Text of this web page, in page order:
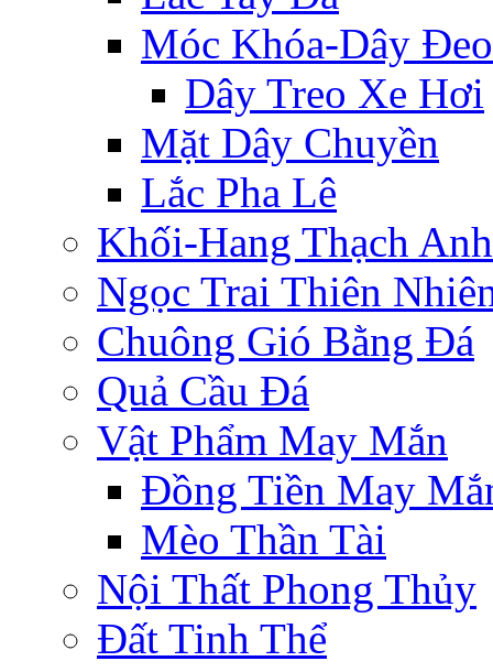
Móc Khóa-Dây Đeo
Dây Treo Xe Hơi
Mặt Dây Chuyền
Lắc Pha Lê
Khối-Hang Thạch Anh
Ngọc Trai Thiên
Chuông Gió Bằng Đá
Quả Cầu Đá
Vật Phẩm May Mắn
Đồng Tiền May
Mèo Thần Tài
Nội Thất Phong Thủy
Đất Tinh Thể